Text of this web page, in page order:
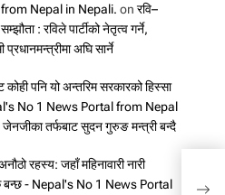
Nepal in Nepali. on रवि–
: रविले पार्टीको नेतृत्व गर्ने,
अघि सार्ने
कोही पनि यो अन्तरिम सरकारको हिस्सा
No 1 News Portal from Nepal
जेनजीका तर्फबाट सुदन गुरुङ मन्त्री बन्दै
रहस्य: जहाँ महिनावारी नारी
बन्छ - Nepal's No 1 News Portal